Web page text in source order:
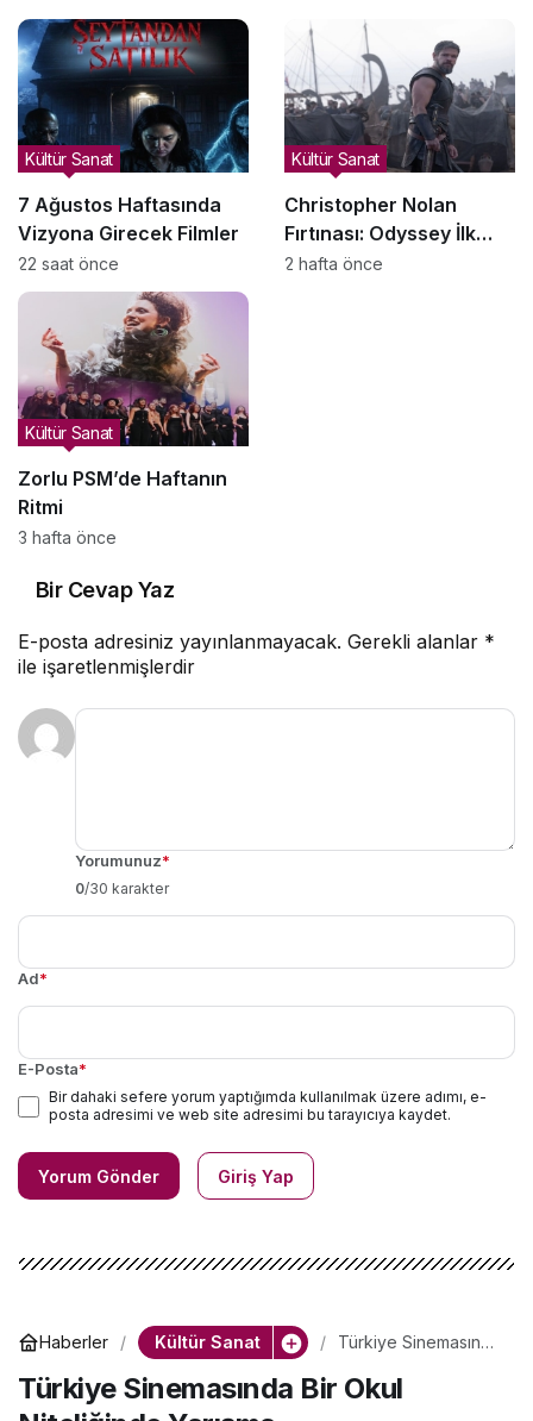
7 Ağustos Haftasında
Vizyona Girecek Filmler
Kültür Sanat
22 saat önce
Christopher Nolan
Fırtınası: Odyssey İlk
Hafta Sonunda Gişeyi
Kültür Sanat
2 hafta önce
Zorlu PSM’de Haftanın
Ritmi
Kültür Sanat
3 hafta önce
Bir Cevap Yaz
E-posta adresiniz yayınlanmayacak. Gerekli alanlar *
ile işaretlenmişlerdir
Yorumunuz*
0/30 karakter
Ad*
E-Posta*
Bir dahaki sefere yorum yaptığımda kullanılmak üzere adımı, e-
posta adresimi ve web site adresimi bu tarayıcıya kaydet.
Yorum Gönder Giriş Yap
Haberler Kültür Sanat
Türkiye Sinemasında
Yarışma
Türkiye Sinemasında Bir Okul